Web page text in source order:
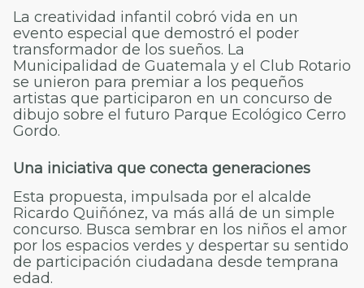
La creatividad infantil cobró vida en un
evento especial que demostró el poder
transformador de los sueños. La
Municipalidad de Guatemala y el Club Rotario
se unieron para premiar a los pequeños
artistas que participaron en un concurso de
dibujo sobre el futuro Parque Ecológico Cerro
Gordo.
Una iniciativa que conecta generaciones
Esta propuesta, impulsada por el alcalde
Ricardo Quiñónez, va más allá de un simple
concurso. Busca sembrar en los niños el amor
por los espacios verdes y despertar su sentido
de participación ciudadana desde temprana
edad.